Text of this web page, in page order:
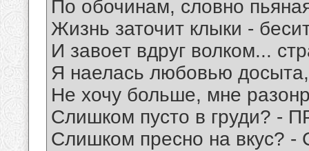
По обочинам, словно
Жизнь заточит клыки -
И завоет вдруг волком...
Я наелась любовью досыта,
Не хочу больше, мне
Слишком пусто в груди? -
Слишком пресно на вкус?